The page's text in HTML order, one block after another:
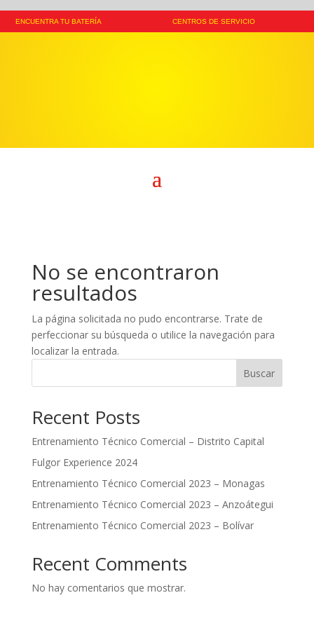
ENCUENTRA TU BATERÍA CENTROS DE SERVICIO
No se encontraron
resultados
La página solicitada no pudo encontrarse. Trate de
perfeccionar su búsqueda o utilice la navegación para
localizar la entrada.
Buscar
Recent Posts
Entrenamiento Técnico Comercial – Distrito Capital
Fulgor Experience 2024
Entrenamiento Técnico Comercial 2023 – Monagas
Entrenamiento Técnico Comercial 2023 – Anzoátegui
Entrenamiento Técnico Comercial 2023 – Bolívar
Recent Comments
No hay comentarios que mostrar.